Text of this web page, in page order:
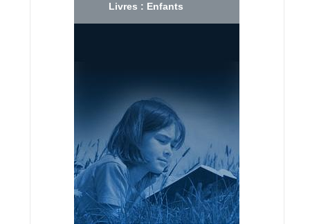
Livres : Enfants